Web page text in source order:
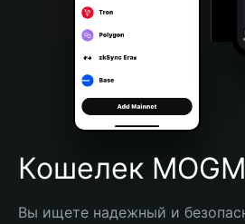
Português (Brasil)
Español (Argentina)
Кошелек
Вы ищете надежный и